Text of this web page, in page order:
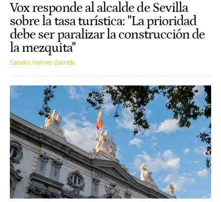
Vox responde al alcalde de Sevilla
sobre la tasa turística: "La prioridad
debe ser paralizar la construcción de
la mezquita"
Sandro Herves Garrido